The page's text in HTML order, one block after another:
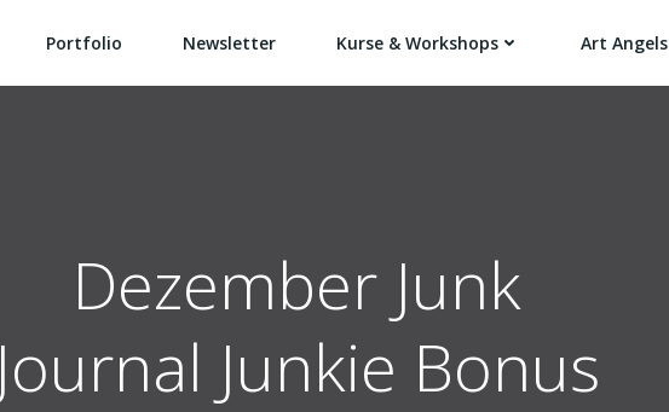
Portfolio Newsletter Kurse & Workshops Art Angels
Dezember Junk
Journal Junkie Bonus